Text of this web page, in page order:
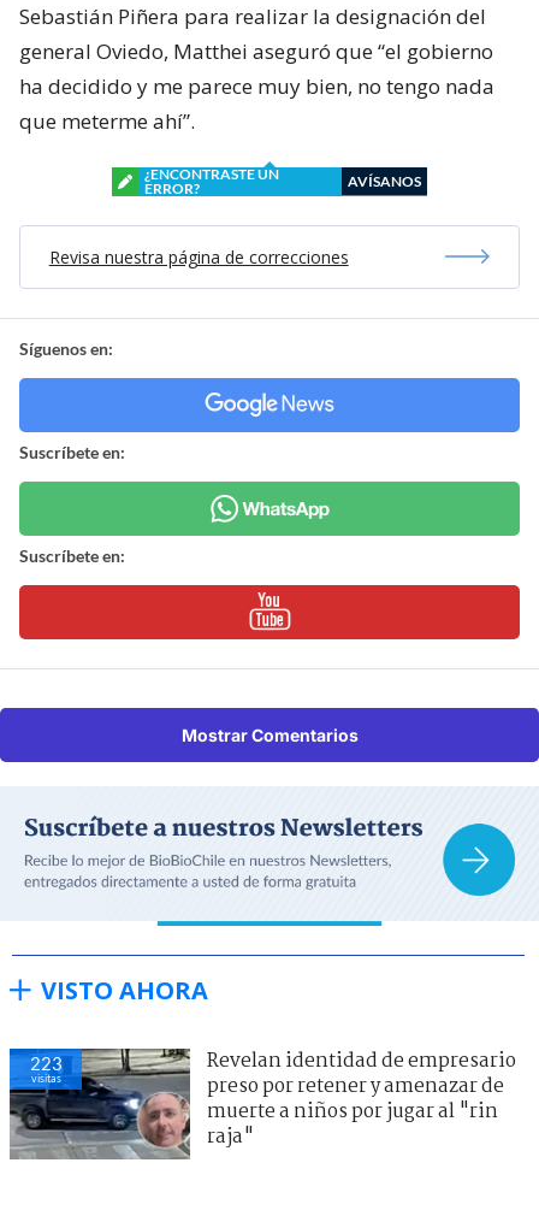
Sebastián Piñera para realizar la designación del
general Oviedo, Matthei aseguró que “el gobierno
ha decidido y me parece muy bien, no tengo nada
que meterme ahí”.
¿ENCONTRASTE UN
ERROR?
AVÍSANOS
Revisa nuestra página de correcciones
Síguenos en:
Suscríbete en:
Suscríbete en:
Mostrar Comentarios
VISTO AHORA
223
visitas
Revelan identidad de empresario
preso por retener y amenazar de
muerte a niños por jugar al "rin
raja"